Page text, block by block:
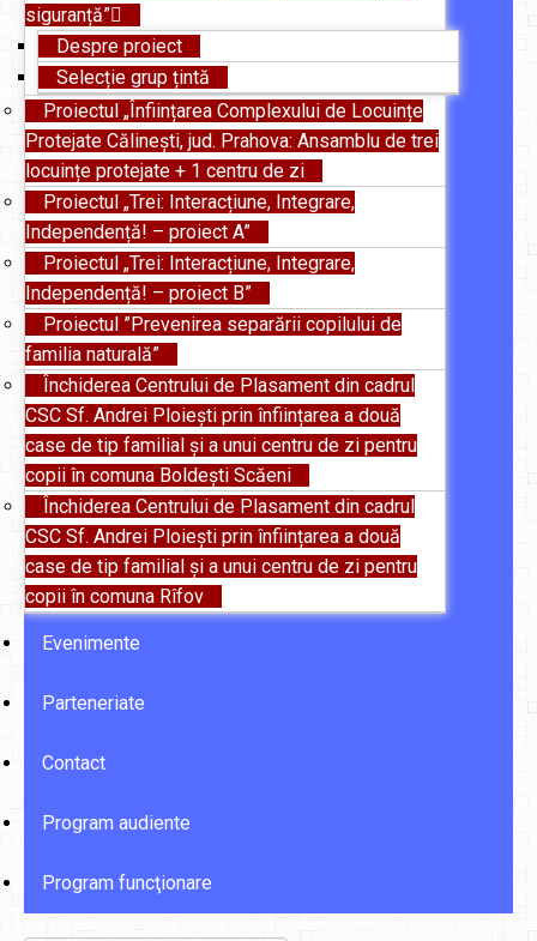
siguranță”
Despre proiect
Selecție grup țintă
Proiectul „Înființarea Complexului de Locuințe
Protejate Călinești, jud. Prahova: Ansamblu de trei
locuințe protejate + 1 centru de zi
Proiectul „Trei: Interacțiune, Integrare,
Independență! – proiect A”
Proiectul „Trei: Interacțiune, Integrare,
Independență! – proiect B”
Proiectul ”Prevenirea separării copilului de
familia naturală”
Închiderea Centrului de Plasament din cadrul
CSC Sf. Andrei Ploiești prin înființarea a două
case de tip familial și a unui centru de zi pentru
copii în comuna Boldești Scăeni
Închiderea Centrului de Plasament din cadrul
CSC Sf. Andrei Ploiești prin înființarea a două
case de tip familial și a unui centru de zi pentru
copii în comuna Rîfov
Evenimente
Parteneriate
Contact
Program audiente
Program funcţionare